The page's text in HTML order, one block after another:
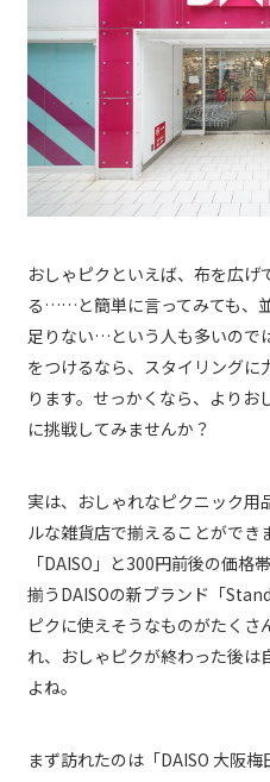
おしゃピクといえば、布を広げ
る……と簡単に言ってみても、
足りない…という人も多いので
をつけるなら、スタイリングに
ります。せっかくなら、より
に挑戦してみませんか？
実は、おしゃれなピクニック用
ルな雑貨店で揃えることができ
「DAISO」と300円前後の価格
揃うDAISOの新ブランド「
ピクに使えそうなものがたくさ
れ、おしゃピクが終わった後は
よね。
まず訪れたのは「DAISO 大阪